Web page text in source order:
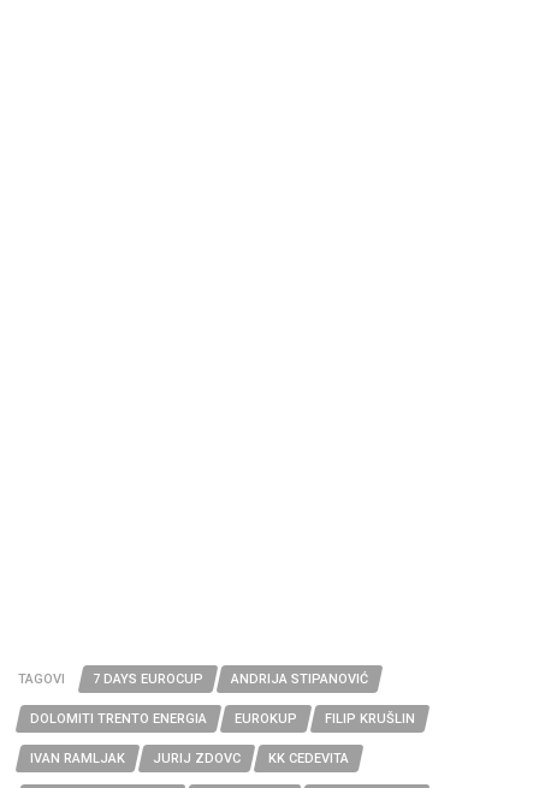
TAGOVI 7 DAYS EUROCUP ANDRIJA STIPANOVIĆ
DOLOMITI TRENTO ENERGIA EUROKUP FILIP KRUŠLIN
IVAN RAMLJAK JURIJ ZDOVC KK CEDEVITA